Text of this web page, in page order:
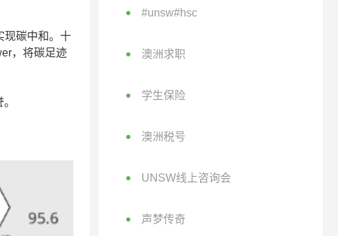
#unsw#hsc
澳洲求职
学生保险
澳洲税号
UNSW线上咨询会
声梦传奇
现碳中和。十
，将碳足迹